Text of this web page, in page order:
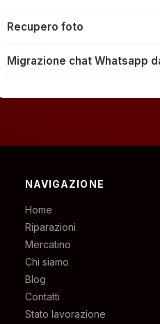
Recupero foto
Migrazione chat Whatsapp
NAVIGAZIONE
Home
Riparazioni
Mercatino
Chi siamo
Blog
Contatti
Stato lavorazione